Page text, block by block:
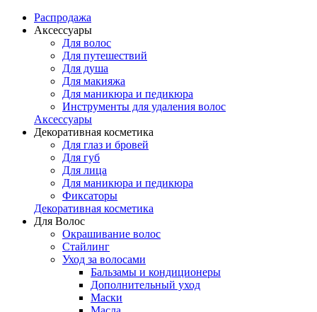
Распродажа
Аксессуары
Для волос
Для путешествий
Для душа
Для макияжа
Для маникюра и педикюра
Инструменты для удаления волос
Аксессуары
Декоративная косметика
Для глаз и бровей
Для губ
Для лица
Для маникюра и педикюра
Фиксаторы
Декоративная косметика
Для Волос
Окрашивание волос
Стайлинг
Уход за волосами
Бальзамы и кондиционеры
Дополнительный уход
Маски